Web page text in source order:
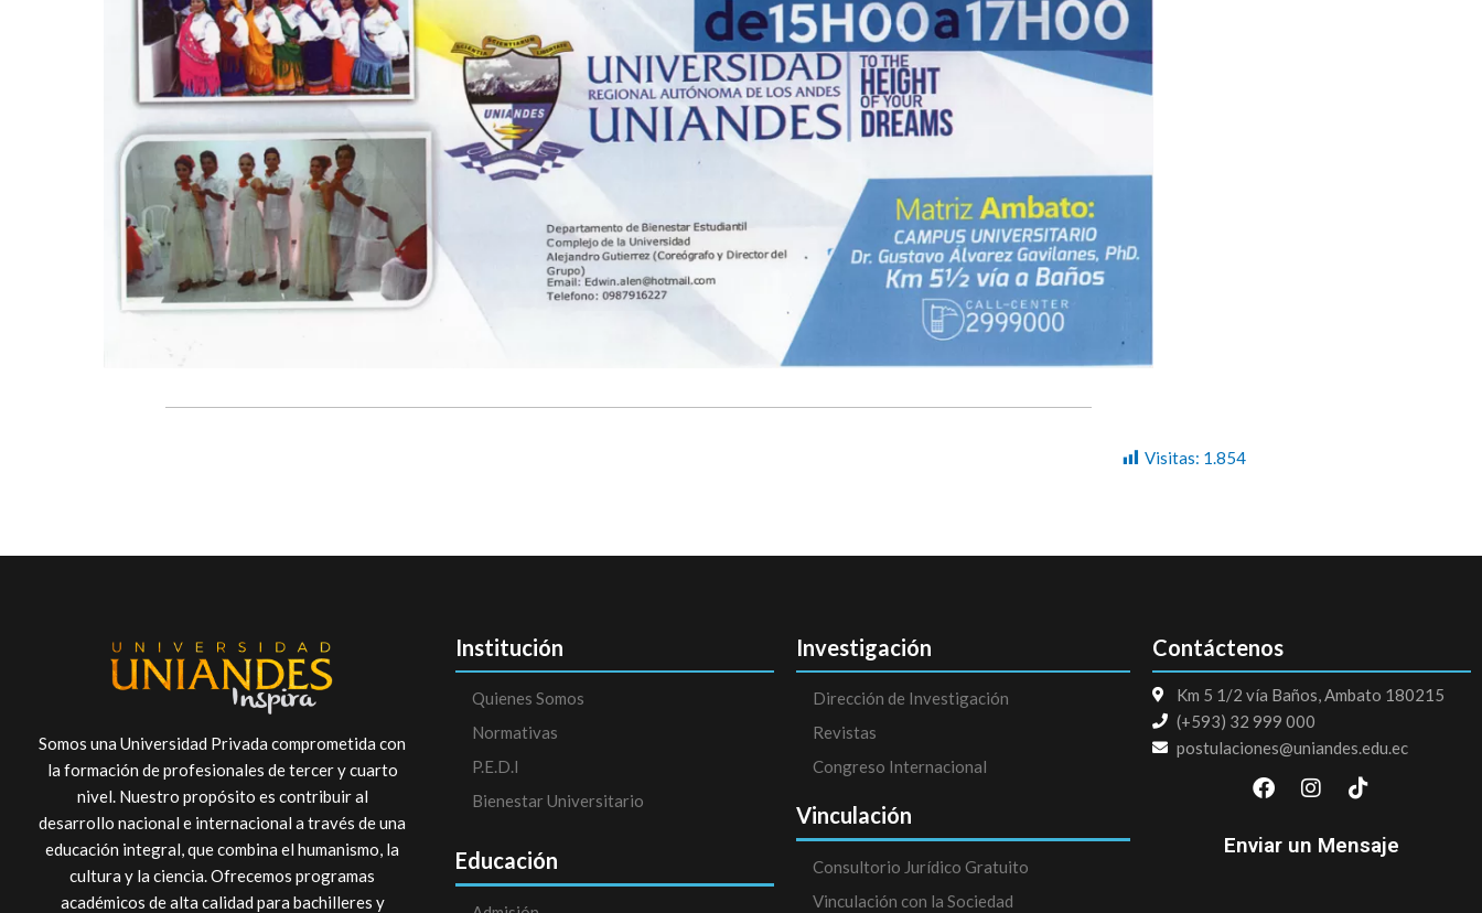
Visitas: 1.854
Somos una Universidad Privada comprometida con
la formación de profesionales de tercer y cuarto
nivel. Nuestro propósito es contribuir al
desarrollo nacional e internacional a través de una
educación integral, que combina el humanismo, la
cultura y la ciencia. Ofrecemos programas
académicos de alta calidad para bachilleres y
Institución
Quienes Somos
Normativas
P.E.D.I
Bienestar Universitario
Educación
Investigación
Dirección de Investigación
Revistas
Congreso Internacional
Vinculación
Consultorio Jurídico Gratuito
Vinculación con la Sociedad
Contáctenos
Km 5 1/2 vía Baños, Ambato 180215
(+593) 32 999 000
postulaciones@uniandes.edu.ec
F
a
e
I
n
t
T
i
t
Enviar un Mensaje